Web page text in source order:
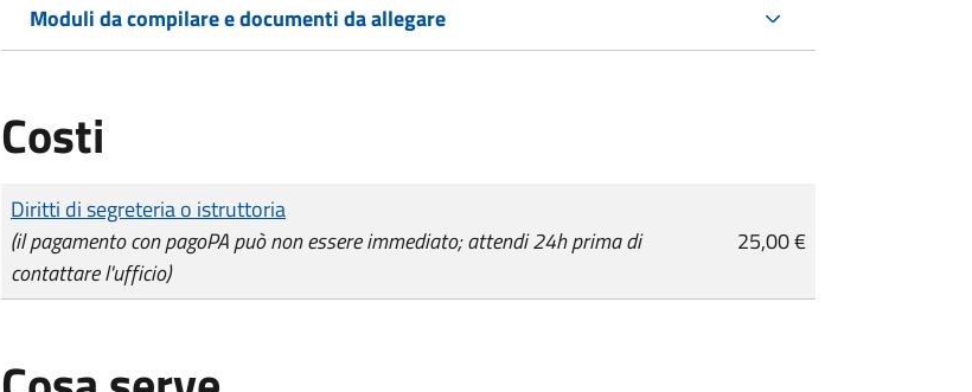
Moduli da compilare e documenti da allegare
Costi
Tipo di pagamento
Importo
Diritti di segreteria o istruttoria
(il pagamento con pagoPA può non essere immediato; attendi 24h prima di
contattare l'ufficio)
25,00 €